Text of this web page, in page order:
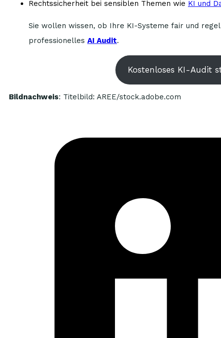
Rechtssicherheit bei sensiblen Themen wie KI und
Sie wollen wissen, ob Ihre KI-Systeme fair und
professionelles AI Audit.
Kostenloses KI-Audit
Bildnachweis: Titelbild: AREE/stock.adobe.com